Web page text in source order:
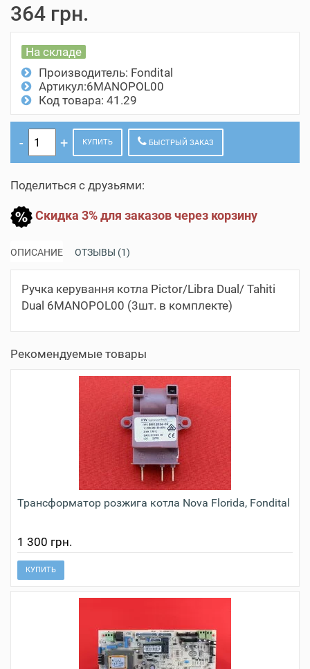
364 грн.
На складе
Производитель: Fondital
Артикул:6MANOPOL00
Код товара: 41.29
КУПИТЬ БЫСТРЫЙ ЗАКАЗ
Поделиться с друзьями:
Скидка 3% для заказов через корзину
ОПИСАНИЕ ОТЗЫВЫ (1)
Ручка керування котла Pictor/Libra Dual/ Tahiti
Dual 6MANOPOL00 (3шт. в комплекте)
Рекомендуемые товары
Трансформатор розжига котла Nova Florida, Fondital
1 300 грн.
КУПИТЬ